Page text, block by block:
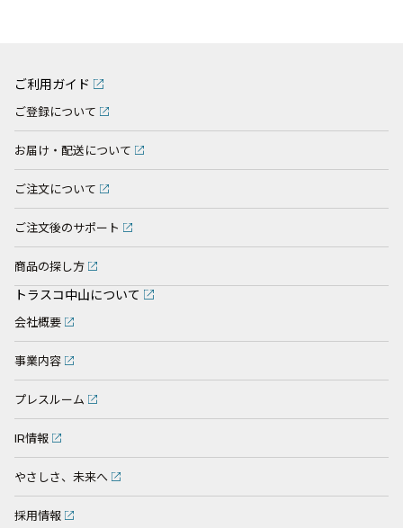
ご利用ガイド
ご登録について
お届け・配送について
ご注文について
ご注文後のサポート
商品の探し方
トラスコ中山について
会社概要
事業内容
プレスルーム
IR情報
やさしさ、未来へ
採用情報